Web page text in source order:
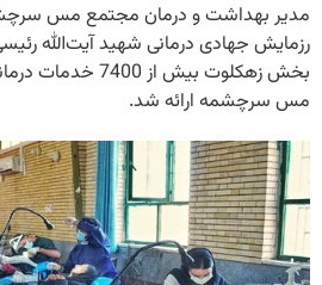
مدیر بهداشت و درمان مجتمع مس
رزمایش جهادی درمانی شهید آیت‌الله
بخش زهکلوت بیش‌
مس سرچشمه ارائه شد.